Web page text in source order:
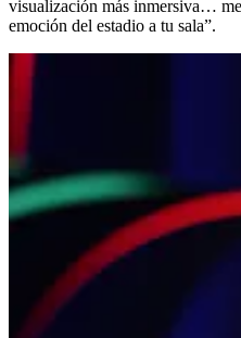
visualización más inmersiva…
emoción del estadio a tu sala”.